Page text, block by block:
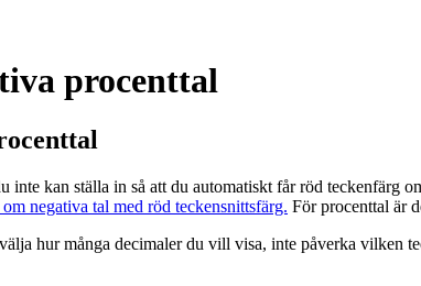
procenttal
inte kan ställa in så att du automatiskt får röd teckenfärg
negativa tal med röd teckensnittsfärg. För procenttal är
hur många decimaler du vill visa, inte påverka vilken